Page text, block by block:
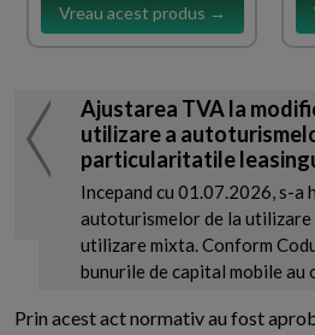
Vreau acest produs →
Ajustarea TVA la
utilizare a
particularitatile
Incepand cu 01.07.2026, s-
autoturismelor de la utilizare
utilizare mixta. Conform
bunurile de capital mobile au
Prin acest act normativ au fost